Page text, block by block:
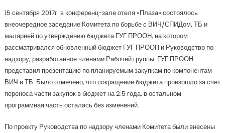
15 сентября 2017г. в конференц-зале отеля «Плаза» состоялось
внеочередное заседание Комитета по борьбе с ВИЧ/СПИДом, ТБ и
малярией по утверждению бюджета ГУГ ПРООН, на котором
рассматривался обновленный бюджет ГУГ ПРООН и Руководство по
надзору, разработанное членами Рабочей группы. ГУГ ПРООН
представил презентацию по планируемым закупкам по компонентам
ВИЧ и ТБ. Было отмечено, что сокращение бюджета произошло за счет
переноса части закупок в бюджет на 2.5 года, в остальном
программная часть осталась без изменений.
По проекту Руководства по надзору членами Комитета были внесены